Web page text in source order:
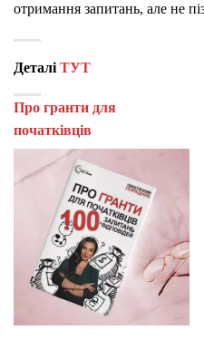
отримання запитань, але не
Деталі ТУТ
Про гранти для
початківців